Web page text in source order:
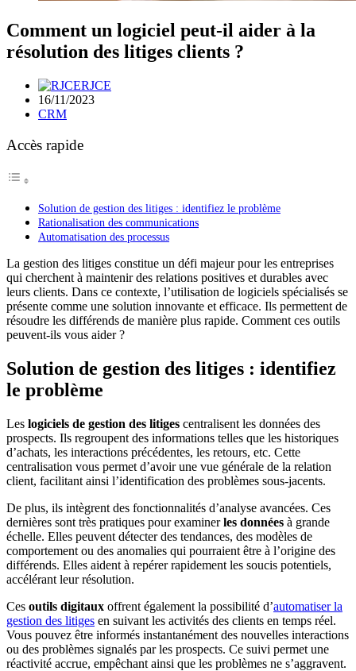
Comment un logiciel peut-il aider à la
résolution des litiges clients ?
RJCE
16/11/2023
CRM
Accès rapide
Solution de gestion des litiges : identifiez le problème
Rationalisation des communications
Automatisation des processus
La gestion des litiges constitue un défi majeur pour les entreprises
qui cherchent à maintenir des relations positives et durables avec
leurs clients. Dans ce contexte, l’utilisation de logiciels spécialisés se
présente comme une solution innovante et efficace. Ils permettent de
résoudre les différends de manière plus rapide. Comment ces outils
peuvent-ils vous aider ?
Solution de gestion des litiges : identifiez
le problème
Les logiciels de gestion des litiges centralisent les données des
prospects. Ils regroupent des informations telles que les historiques
d’achats, les interactions précédentes, les retours, etc. Cette
centralisation vous permet d’avoir une vue générale de la relation
client, facilitant ainsi l’identification des problèmes sous-jacents.
De plus, ils intègrent des fonctionnalités d’analyse avancées. Ces
dernières sont très pratiques pour examinerles données à grande
échelle. Elles peuvent détecter des tendances, des modèles de
comportement ou des anomalies qui pourraient être à l’origine des
différends. Elles aident à repérer rapidement les soucis potentiels,
accélérant leur résolution.
Ces outils digitaux offrent également la possibilité d’automatiser la
gestion des litiges en suivant les activités des clients en temps réel.
Vous pouvez être informés instantanément des nouvelles interactions
ou des problèmes signalés par les prospects. Ce suivi permet une
réactivité accrue, empêchant ainsi que les problèmes ne s’aggravent.